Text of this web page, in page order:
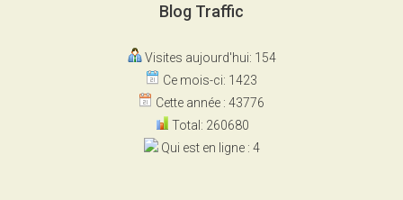
Blog Traffic
Visites aujourd'hui: 154
Ce mois-ci: 1423
Cette année : 43776
Total: 260680
Qui est en ligne : 4